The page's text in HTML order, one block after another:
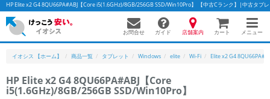
HP Elite x2 G4 8QU66PA#ABJ【Core i5(1.6GHz)/8GB/256GB SSD/Win10Pro】 【中古Cランク】|中古タブ
お問合せ ガイド 店舗案内 カート メニュー
イオシス 【ホーム】 商品一覧 タブレット Windows elite Wi-Fi Elite x2 G4
HP Elite x2 G4 8QU66PA#ABJ【Core
i5(1.6GHz)/8GB/256GB SSD/Win10Pro】
かんたんパソコン検索に切り替える